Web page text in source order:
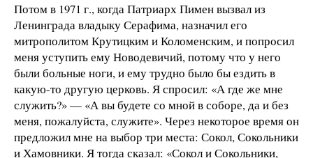
Потом в 1971 г., когда Патриарх Пимен вызвал из
Ленинграда владыку Серафима, назначил его
митрополитом Крутицким и Коломенским, и попросил
меня уступить ему Новодевичий, потому что у него
были больные ноги, и ему трудно было бы ездить в
какую-то другую церковь. Я спросил: «А где же мне
служить?» — «А вы будете со мной в соборе, да и без
меня, пожалуйста, служите». Через некоторое время он
предложил мне на выбор три места: Сокол, Сокольники
и Хамовники. Я тогда сказал: «Сокол и Сокольники,